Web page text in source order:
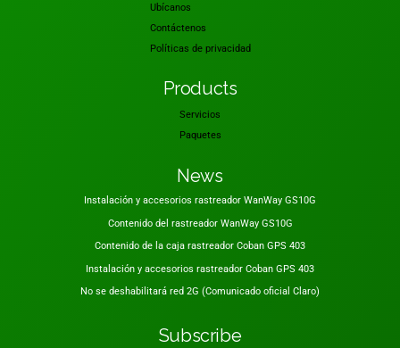
Ubícanos
Contáctenos
Políticas de privacidad
Products
Servicios
Paquetes
News
Instalación y accesorios rastreador WanWay GS10G
Contenido del rastreador WanWay GS10G
Contenido de la caja rastreador Coban GPS 403
Instalación y accesorios rastreador Coban GPS 403
No se deshabilitará red 2G (Comunicado oficial Claro)
Subscribe